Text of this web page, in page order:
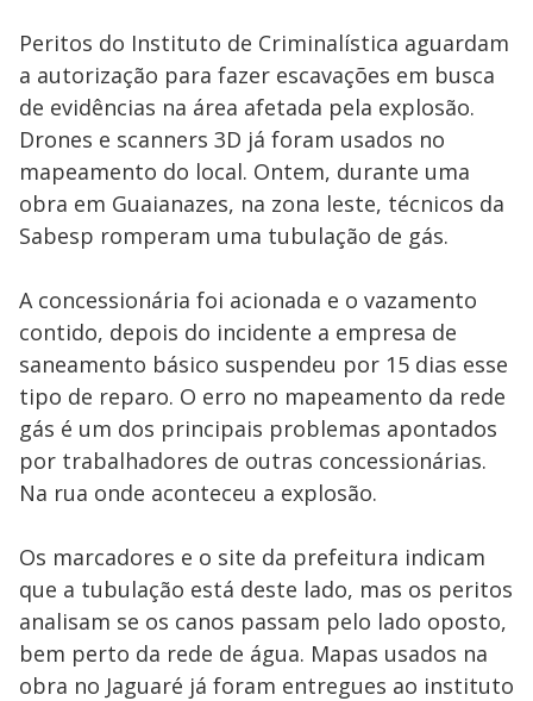
Peritos do Instituto de Criminalística aguardam
a autorização para fazer escavações em busca
de evidências na área afetada pela explosão.
Drones e scanners 3D já foram usados no
mapeamento do local. Ontem, durante uma
obra em Guaianazes, na zona leste, técnicos da
Sabesp romperam uma tubulação de gás.
A concessionária foi acionada e o vazamento
contido, depois do incidente a empresa de
saneamento básico suspendeu por 15 dias esse
tipo de reparo. O erro no mapeamento da rede
gás é um dos principais problemas apontados
por trabalhadores de outras concessionárias.
Na rua onde aconteceu a explosão.
Os marcadores e o site da prefeitura indicam
que a tubulação está deste lado, mas os peritos
analisam se os canos passam pelo lado oposto,
bem perto da rede de água. Mapas usados na
obra no Jaguaré já foram entregues ao instituto